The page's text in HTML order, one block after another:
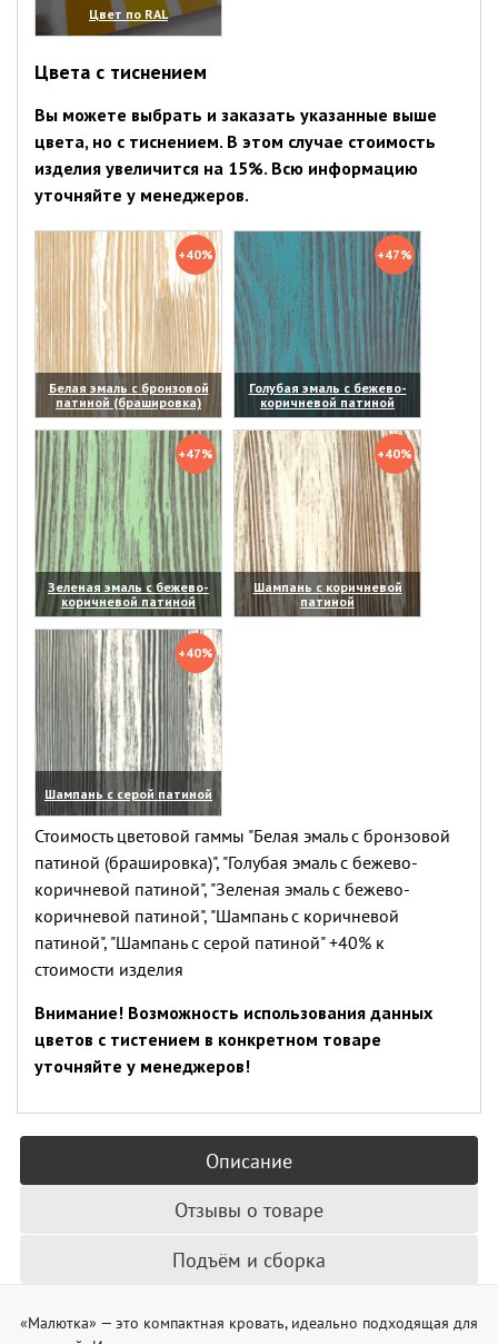
Цвет по RAL
(увеличить)
Цвета с тиснением
Вы можете выбрать и заказать указанные выше
цвета, но с тиснением. В этом случае стоимость
изделия увеличится на 15%. Всю информацию
уточняйте у менеджеров.
+40%
Белая эмаль с бронзовой
патиной (брашировка)
(увеличить)
+47%
Голубая эмаль с бежево-
коричневой патиной
(увеличить)
+47%
Зеленая эмаль с бежево-
коричневой патиной
(увеличить)
+40%
Шампань с коричневой
патиной
(увеличить)
+40%
Шампань с серой патиной
(увеличить)
Стоимость цветовой гаммы "Белая эмаль с бронзовой
патиной (брашировка)", "Голубая эмаль с бежево-
коричневой патиной", "Зеленая эмаль с бежево-
коричневой патиной", "Шампань с коричневой
патиной", "Шампань с серой патиной" +40% к
стоимости изделия
Внимание! Возможность использования данных
цветов с тистением в конкретном товаре
уточняйте у менеджеров!
Описание
Отзывы о товаре
Подъём и сборка
«Малютка» — это компактная кровать, идеально подходящая для